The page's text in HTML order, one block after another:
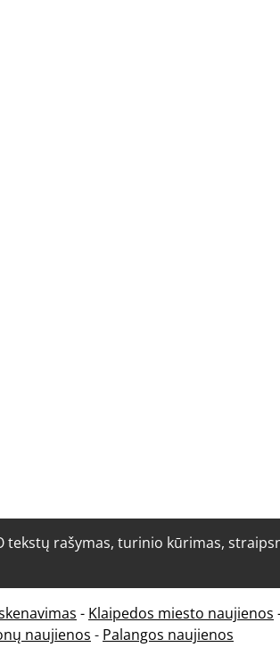
tekstų rašymas, turinio kūrimas,
- Klaipedos miesto naujienos
naujienos - Palangos naujienos